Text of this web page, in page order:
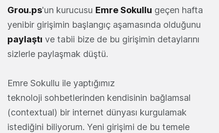
Grou.ps'un kurucusu Emre Sokullu geçen hafta
yenibir girişimin başlangıç aşamasında olduğunu
paylaştı ve tabii bize de bu girişimin detaylarını
sizlerle paylaşmak düştü.
Emre Sokullu ile yaptığımız
teknoloji sohbetlerinden kendisinin bağlamsal
(contextual) bir internet dünyası kurgulamak
istediğini biliyorum. Yeni girişimi de bu temele